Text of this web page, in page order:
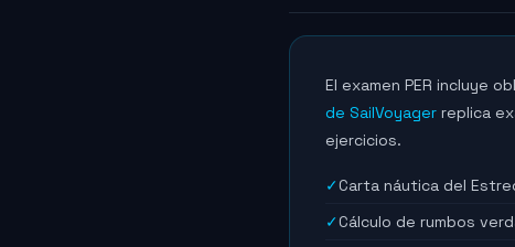
El examen PER incluye
de SailVoyager replica
ejercicios.
✓Carta náutica del
✓Cálculo de rumbos